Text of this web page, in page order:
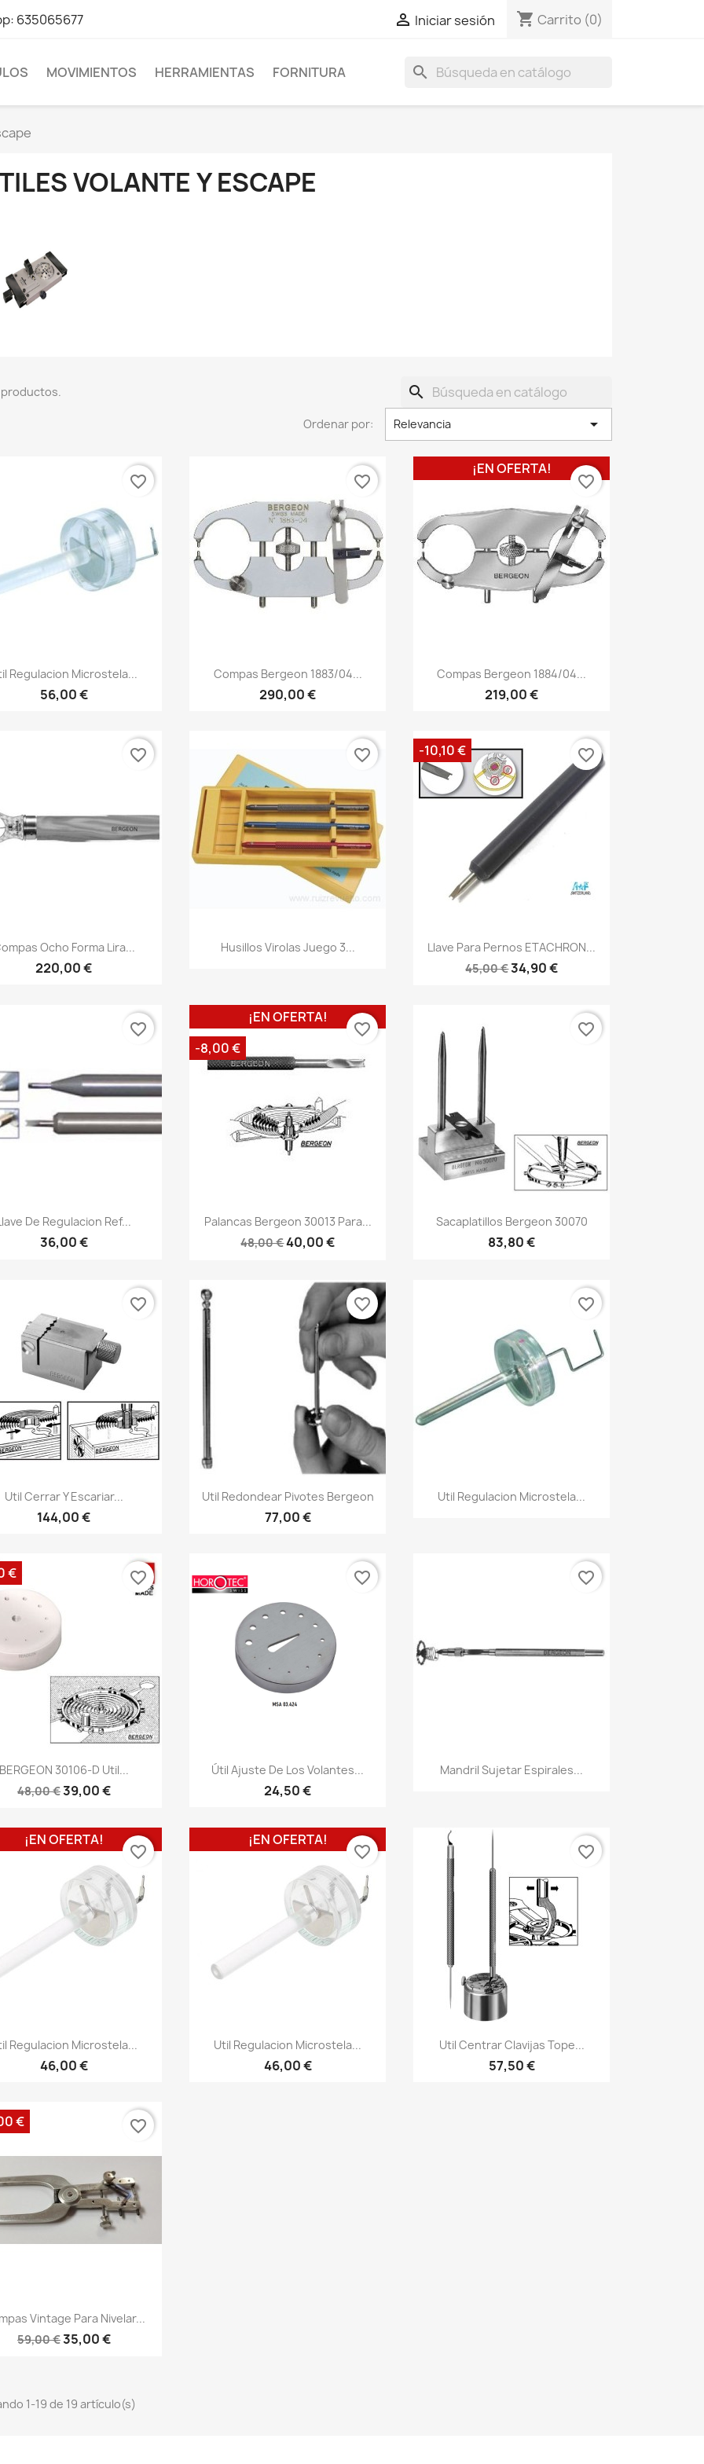
635065677  Iniciar sesión shopping_cart Carrito (0)
search
MOVIMIENTOS HERRAMIENTAS FORNITURA
VOLANTE Y ESCAPE
search
productos.
Ordenar por: Relevancia 
Regulacion Microstela...
56,00 €
favorite_border
Compas Bergeon 1883/04...
290,00 €
favorite_border
Compas Bergeon 1884/04...
219,00 €
¡EN OFERTA!
favorite_border
Ocho Forma Lira...
220,00 €
favorite_border
Husillos Virolas Juego 3...
favorite_border
Llave Para Pernos ETACHRON...
45,00 €34,90 €
-10,10 € favorite_border
De Regulacion Ref...
36,00 €
favorite_border
Palancas Bergeon 30013 Para...
48,00 €40,00 €
¡EN OFERTA!
-8,00 €
favorite_border
Sacaplatillos Bergeon 30070
83,80 €
favorite_border
Util Cerrar Y Escariar...
144,00 €
favorite_border
Util Redondear Pivotes Bergeon
77,00 €
favorite_border
Util Regulacion Microstela...
favorite_border
30106-D Util...
48,00 €39,00 €
€ favorite_border
Útil Ajuste De Los Volantes...
24,50 €
favorite_border
Mandril Sujetar Espirales...
favorite_border
Regulacion Microstela...
46,00 €
¡EN OFERTA!
favorite_border
Util Regulacion Microstela...
46,00 €
¡EN OFERTA!
favorite_border
Util Centrar Clavijas Tope...
57,50 €
favorite_border
Vintage Para Nivelar...
59,00 €35,00 €
€ favorite_border
1-19 de 19 artículo(s)